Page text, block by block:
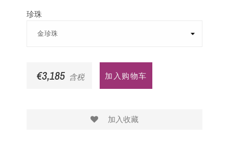
珍珠
€3,185 含税 加入购物车
加入收藏